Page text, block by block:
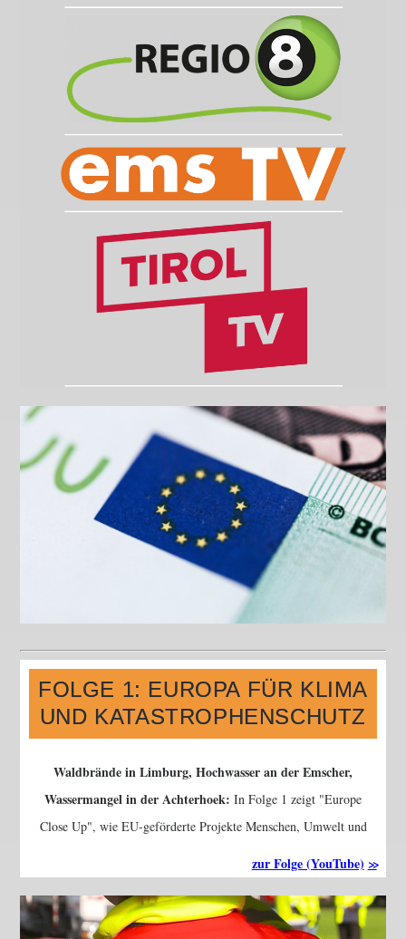
FOLGE 1: EUROPA FÜR KLIMA
UND KATASTROPHENSCHUTZ
Waldbrände in Limburg, Hochwasser an der Emscher,
Wassermangel in der Achterhoek: In Folge 1 zeigt Europe
Close Up , wie EU-geförderte Projekte Menschen, Umwelt und
Verantwortung.
zur Folge (YouTube)